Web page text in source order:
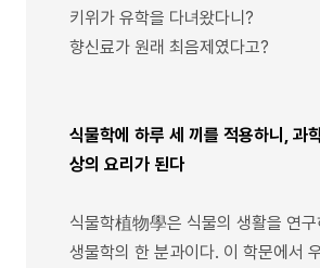
키위가 유학을 다녀왔다니?
향신료가 원래 최음제였다고?
식물학에 하루 세 끼를 적용하니, 과
상의 요리가 된다
식물학植物學은 식물의 생활을 연구
생물학의 한 분과이다. 이 학문에서